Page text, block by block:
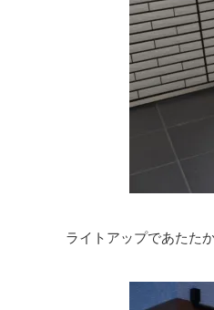
ライトアップであたた